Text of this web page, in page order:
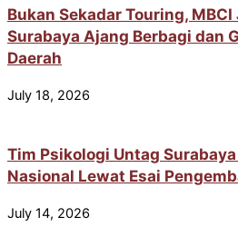
Bukan Sekadar Touring,
Surabaya Ajang Berbagi dan
Daerah
July 18, 2026
Tim Psikologi Untag
Nasional Lewat Esai
July 14, 2026